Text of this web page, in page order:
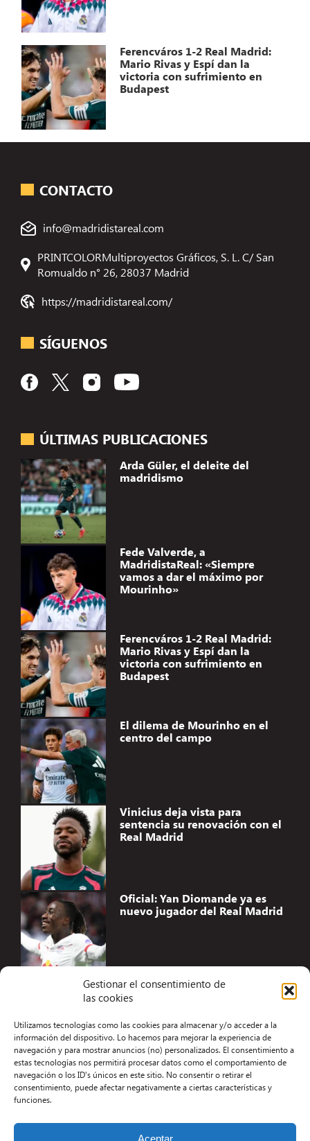
Gestionar el consentimiento de
las cookies
Utilizamos tecnologías como las cookies para almacenar y/o acceder a la
información del dispositivo. Lo hacemos para mejorar la experiencia de
navegación y para mostrar anuncios (no) personalizados. El consentimiento a
estas tecnologías nos permitirá procesar datos como el comportamiento de
navegación o los ID's únicos en este sitio. No consentir o retirar el
consentimiento, puede afectar negativamente a ciertas características y
funciones.
Aceptar
Ferencváros 1-2 Real Madrid:
Mario Rivas y Espí dan la
victoria con sufrimiento en
Budapest
ÚLTIMAS PUBLICACIONES
Arda Güler, el deleite del
madridismo
Fede Valverde, a
MadridistaReal: «Siempre
vamos a dar el máximo por
Mourinho»
Ferencváros 1-2 Real Madrid:
Mario Rivas y Espí dan la
victoria con sufrimiento en
Budapest
El dilema de Mourinho en el
centro del campo
Vinicius deja vista para
sentencia su renovación con el
Real Madrid
Oficial: Yan Diomande ya es
nuevo jugador del Real Madrid
CONTACTO
info@madridistareal.com
PRINTCOLORMultiproyectos Gráficos, S. L. C/ San
Romualdo n° 26, 28037 Madrid
https://madridistareal.com/
SÍGUENOS
Aviso Legal
Términos y condiciones
Política de privacidad
Contacto